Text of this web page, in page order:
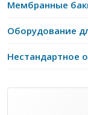
Мембранные
Оборудование
Нестандартное